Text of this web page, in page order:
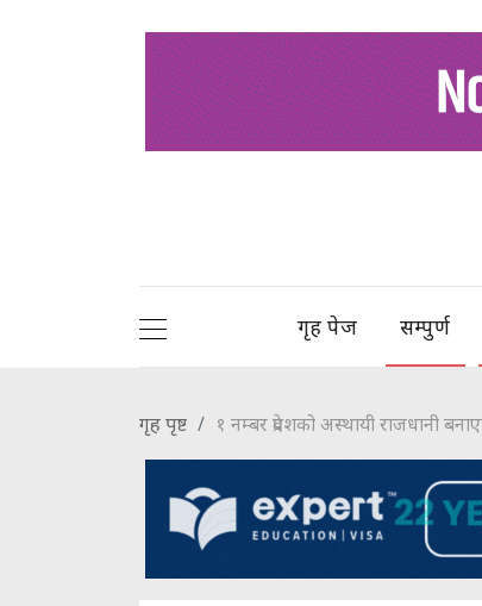
गृह पेज सम्पुर्ण
गृह पृष्ट १ नम्बर प्रदेशको अस्थायी राजधानी